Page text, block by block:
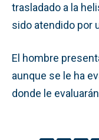
trasladado a la
sido atendido por
El hombre
aunque se le ha
donde le